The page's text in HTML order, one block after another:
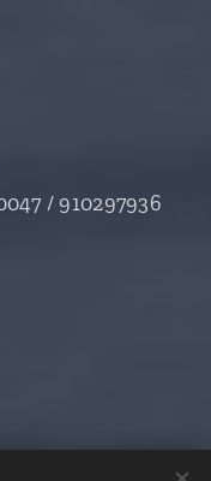
/ 910297936